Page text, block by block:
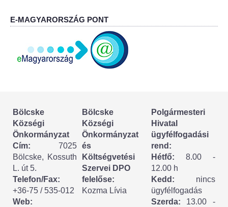
TESTVÉRTELEPÜLÉSÜNK:
Választási szervek
Választási ügyintézés
2024. évi általános választások
E-MAGYARORSZÁG PONT
Bölcske
Községi
Önkormányzat
Cím: 7025
Bölcske, Kossuth
L. út 5.
Telefon/Fax:
+36-75 / 535-012
Web:
Bölcske
Községi
Önkormányzat
és
Költségvetési
Szervei DPO
felelőse:
Kozma Lívia
Polgármesteri
Hivatal
ügyfélfogadási
rend:
Hétfő: 8.00 -
12.00 h
Kedd: nincs
ügyfélfogadás
Szerda: 13.00 -